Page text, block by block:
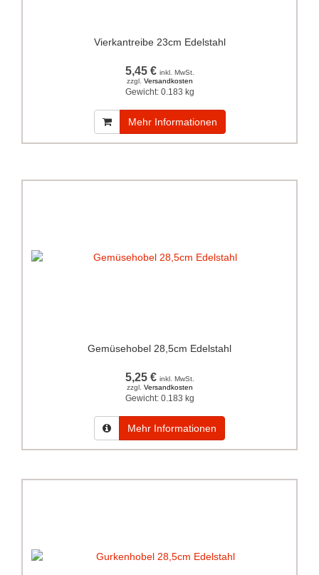
Vierkantreibe 23cm Edelstahl
5,45 € inkl. MwSt.
zzgl. Versandkosten
Gewicht: 0.183 kg
Mehr Informationen
Gemüsehobel 28,5cm Edelstahl
5,25 € inkl. MwSt.
zzgl. Versandkosten
Gewicht: 0.183 kg
Mehr Informationen